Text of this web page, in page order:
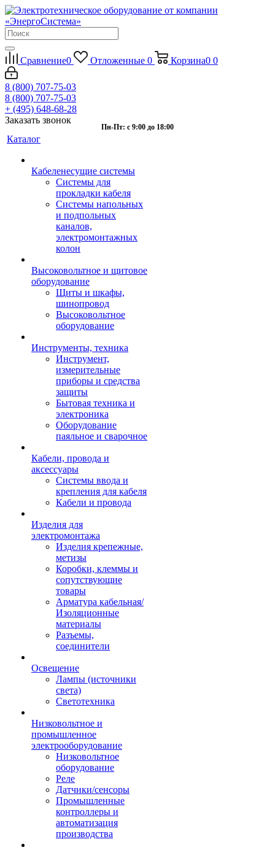
Сравнение0 Отложенные 0 Корзина0 0
8 (800) 707-75-03
8 (800) 707-75-03
+ (495) 648-68-28
Заказать звонок
Пн-Пт: с 9:00 до 18:00
Каталог
Кабеленесущие системы
Системы для
прокладки кабеля
Системы напольных
и подпольных
каналов,
электромонтажных
колон
Высоковольтное и щитовое
оборудование
Щиты и шкафы,
шинопровод
Высоковольтное
оборудование
Инструменты, техника
Инструмент,
измерительные
приборы и средства
защиты
Бытовая техника и
электроника
Оборудование
паяльное и сварочное
Кабели, провода и
аксессуары
Системы ввода и
крепления для кабеля
Кабели и провода
Изделия для
электромонтажа
Изделия крепежные,
метизы
Коробки, клеммы и
сопутствующие
товары
Арматура кабельная/
Изоляционные
материалы
Разъемы,
соединители
Освещение
Лампы (источники
света)
Светотехника
Низковольтное и
промышленное
электрооборудование
Низковольтное
оборудование
Реле
Датчики/сенсоры
Промышленные
контроллеры и
автоматизация
производства